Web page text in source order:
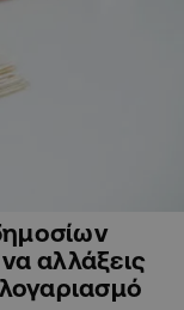
αλλάξεις